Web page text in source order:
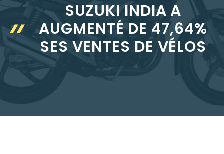
SUZUKI INDIA A
AUGMENTÉ DE 47,64%
SES VENTES DE VÉLOS